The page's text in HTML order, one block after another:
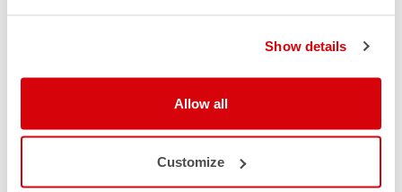
Show details
Allow all
Customize